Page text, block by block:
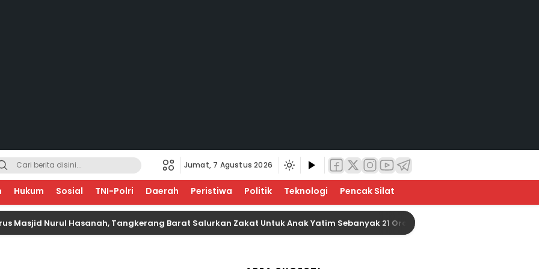
Jumat, 7 Agustus 2026
Hukum Sosial TNI-Polri Daerah Peristiwa Politik Teknologi Pencak Silat
Nurul Hasanah, Tangkerang Barat Salurkan Zakat Untuk Anak Yatim Sebanyak 21 Orang